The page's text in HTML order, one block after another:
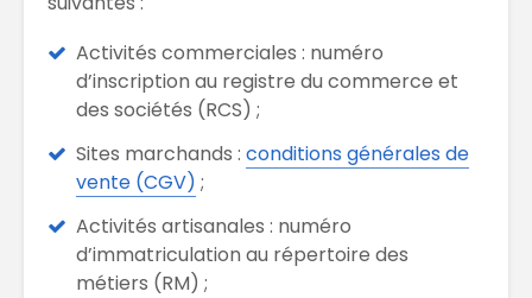
Activités commerciales : numéro
d’inscription au registre du commerce et
des sociétés (RCS) ;
Sites marchands : conditions générales de
vente (CGV) ;
Activités artisanales : numéro
d’immatriculation au répertoire des
métiers (RM) ;